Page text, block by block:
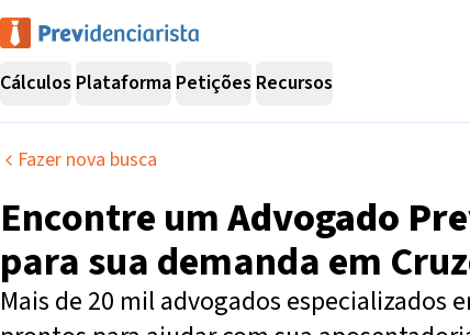
Cálculos Plataforma Petições Recursos
Fazer nova busca
Encontre umAdvogado
para sua demanda em
Mais de 20 mil advogados especializados